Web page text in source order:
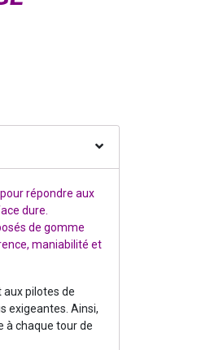
répondre aux
dure.
de gomme
maniabilité et
pilotes de
exigeantes. Ainsi,
à chaque tour de